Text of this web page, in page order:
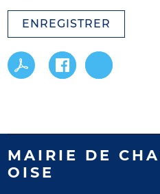
ENREGISTRER
MAIRIE DE
OISE